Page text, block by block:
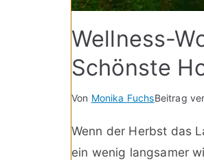
Wellness-
Schönste
Von Monika FuchsBeitrag
Wenn der Herbst das
ein wenig langsamer